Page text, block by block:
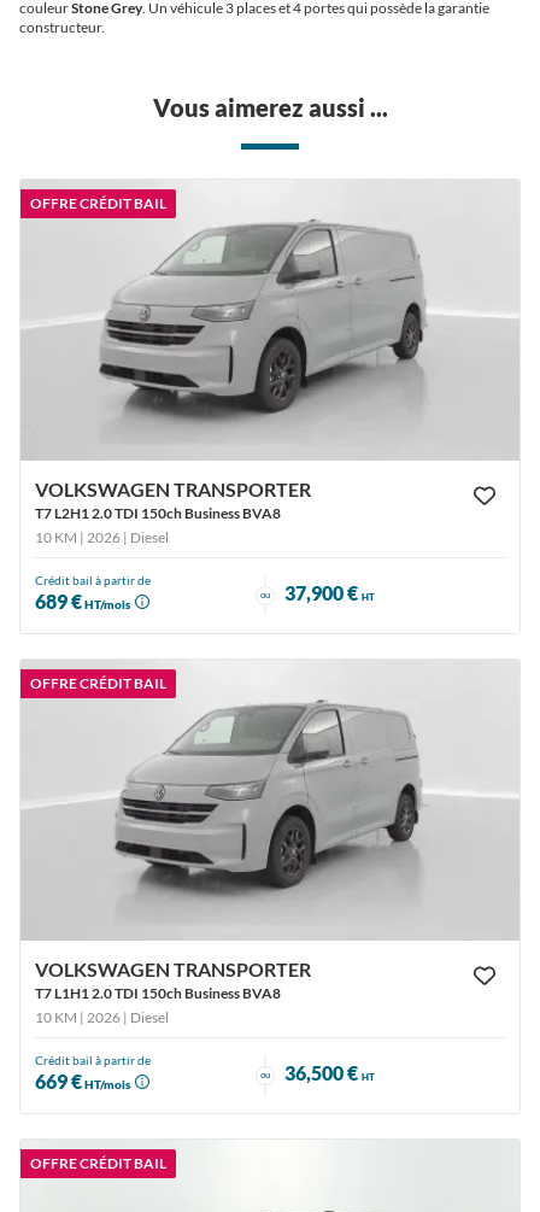
couleurStone Grey. Un véhicule 3 places et 4 portes qui possède la garantie
constructeur.
Vous aimerez aussi ...
OFFRE CRÉDIT BAIL
VOLKSWAGEN TRANSPORTER
T7 L2H1 2.0 TDI 150ch Business BVA8
10 KM | 2026 | Diesel
Crédit bail à partir de
689 €HT/mois
ou 37,900 € HT
OFFRE CRÉDIT BAIL
VOLKSWAGEN TRANSPORTER
T7 L1H1 2.0 TDI 150ch Business BVA8
10 KM | 2026 | Diesel
Crédit bail à partir de
669 €HT/mois
ou 36,500 € HT
OFFRE CRÉDIT BAIL